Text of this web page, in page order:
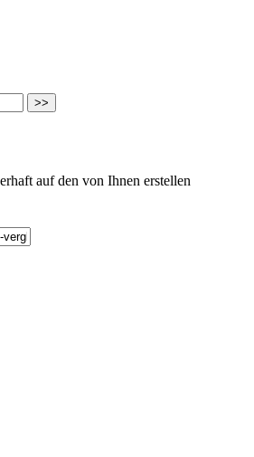
auf den von Ihnen erstellen